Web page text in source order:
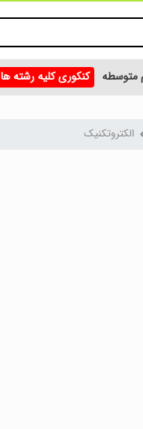
متوسطه کنکوری کلیه رشته ها
الکتروتکنیک